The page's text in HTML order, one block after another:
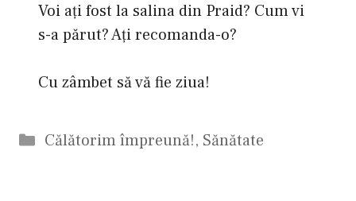
Voi aţi fost la salina din Praid? Cum vi
s-a părut? Aţi recomanda-o?
Cu zâmbet să vă fie ziua!
Categorii
Călătorim împreună!, Sănătate